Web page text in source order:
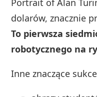
Portrait of Alan
dolarów, znacznie
To pierwsza
robotycznego na
Inne znaczące